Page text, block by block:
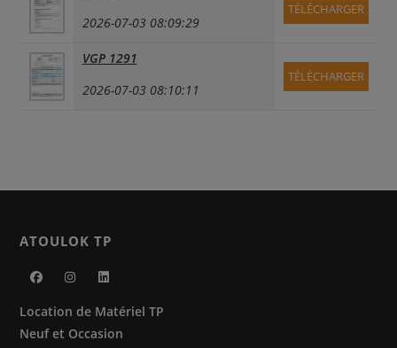
2026-07-03 08:09:29
TÉLÉCHARGER
VGP 1291
2026-07-03 08:10:11
TÉLÉCHARGER
ATOULOK TP
dans
un
dans
un
dans
un
Location de Matériel TP
Neuf et Occasion